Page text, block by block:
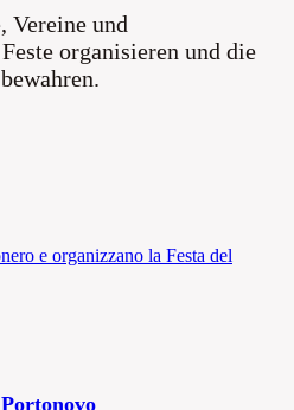
Vereine und
organisieren und die
e organizzano la Festa del